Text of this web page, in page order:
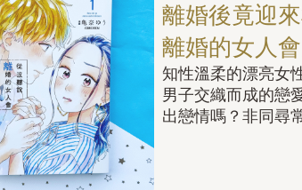
離婚後竟迎
離婚的女人
知性溫柔的漂亮女
男子交織而成的戀
出戀情嗎？非同尋